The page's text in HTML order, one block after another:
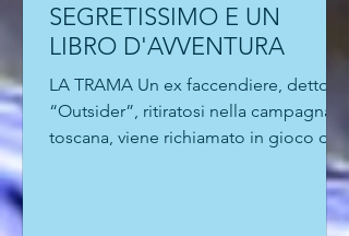
UN INCROCIO FRA UN
SEGRETISSIMO E UN
LIBRO D'AVVENTURA
LA TRAMA Un ex faccendiere, detto
“Outsider”, ritiratosi nella campagna
toscana, viene richiamato in gioco da